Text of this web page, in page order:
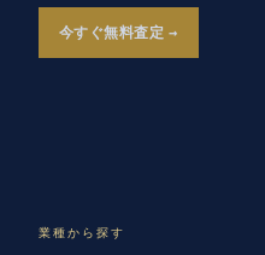
今すぐ無料査定
業種から探す